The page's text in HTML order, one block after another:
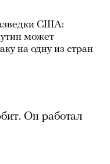
США:
может
на одну из стран
Он работал